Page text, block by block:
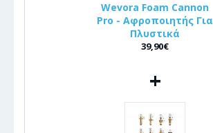
Wevora Foam Cannon
Pro - Αφροποιητής Για
Πλυστικά
39,90€
+